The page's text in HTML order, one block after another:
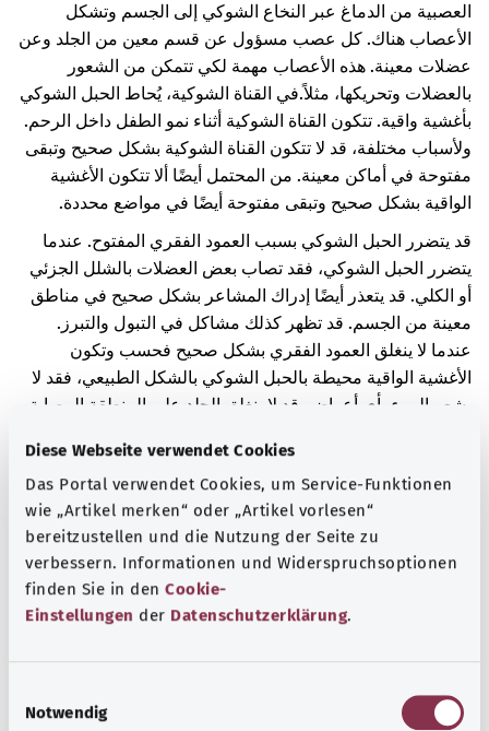
Diese Webseite verwendet Cookies
Das Portal verwendet Cookies, um Service-Funktionen
wie „Artikel merken“ oder „Artikel vorlesen“
bereitzustellen und die Nutzung der Seite zu
verbessern. Informationen und Widerspruchsoptionen
finden Sie in den Cookie-
Einstellungen der Datenschutzerklärung.
Notwendig
العصبية من الدماغ عبر النخاع الشوكي إلى الجسم وتشكل
الأعصاب هناك. كل عصب مسؤول عن قسم معين من الجلد وعن
عضلات معينة. هذه الأعصاب مهمة لكي تتمكن من الشعور
بالعضلات وتحريكها، مثلاً.في القناة الشوكية، يُحاط الحبل الشوكي
بأغشية واقية. تتكون القناة الشوكية أثناء نمو الطفل داخل الرحم.
ولأسباب مختلفة، قد لا تتكون القناة الشوكية بشكل صحيح وتبقى
مفتوحة في أماكن معينة. من المحتمل أيضًا ألا تتكون الأغشية
الواقية بشكل صحيح وتبقى مفتوحة أيضًا في مواضع محددة.
قد يتضرر الحبل الشوكي بسبب العمود الفقري المفتوح. عندما
يتضرر الحبل الشوكي، فقد تصاب بعض العضلات بالشلل الجزئي
أو الكلي. قد يتعذر أيضًا إدراك المشاعر بشكل صحيح في مناطق
معينة من الجسم. قد تظهر كذلك مشاكل في التبول والتبرز.
عندما لا ينغلق العمود الفقري بشكل صحيح فحسب وتكون
الأغشية الواقية محيطة بالحبل الشوكي بالشكل الطبيعي، فقد لا
يشعر المرء بأي أعراض. قد لا ينغلق الجلد على المنطقة المصابة
في هذه الحالة، قد تبرز الأغشية الواقية من الحبل الشوكي مثل
الفقاعة. إذا انغلق الجلد فوق المنطقة المصابة، فقد يبدو بلونٍ
أغمق من الطبيعي.
نتيجةً لهذا التشوه الخلقي، تراكمت كمية كبيرة من السائل
النخاعي داخل الرأس.
هناك تجاويف تحتوي على السائل الدماغي النخاعي في الدماغ
حالة حدوث الصدمات، كما أنه يغذي خلايا الدماغ.